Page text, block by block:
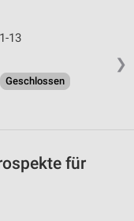
❯
13
Geschlossen
für